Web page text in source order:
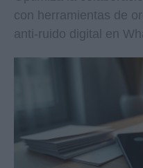
con herramientas de
anti-ruido digital en